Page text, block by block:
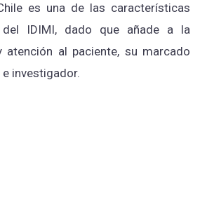
es una de las características
del IDIMI, dado que añade a la
atención al paciente, su marcado
investigador.